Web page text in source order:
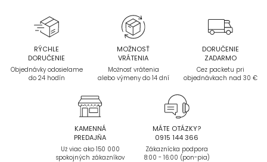
RÝCHLE
DORUČENIE
Objednávky odosielame
do 24 hodín
MOŽNOSŤ
VRÁTENIA
Možnosť vrátenia
alebo výmeny do 14 dní
DORUČENIE
ZADARMO
Cez packetu pri
objednávkach nad 30 €
KAMENNÁ
PREDAJŇA
Už viac ako 150 000
spokojných zákazníkov
MÁTE OTÁZKY?
0915 144 366
Zákaznícka podpora
8:00 - 16:00 (pon-pia)